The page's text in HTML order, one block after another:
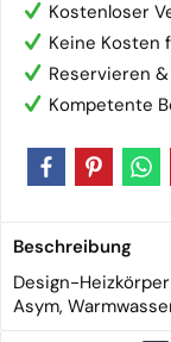
Kostenloser
Keine Kosten
Reservieren
Kompetente
Beschreibung
Design-
Asym,